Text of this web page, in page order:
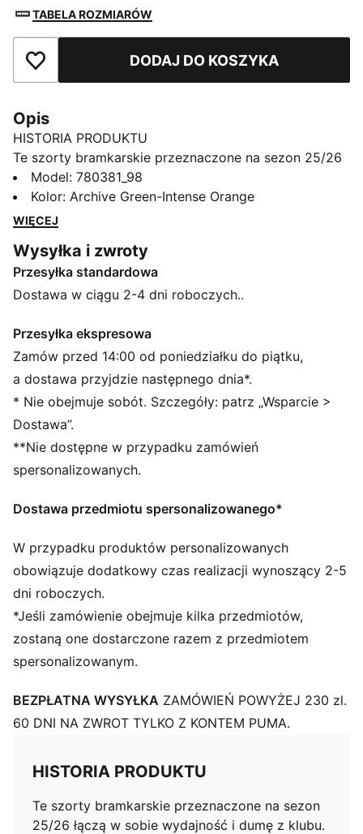
TABELA ROZMIARÓW
Dodaj do ulubionychDODAJ DO KOSZYKA
Opis
HISTORIA PRODUKTU
Te szorty bramkarskie przeznaczone na sezon 25/26
łączą w sobie wydajność i dumę z klubu. Wykonane są
z lekkiej tkaniny, mają wysokiej jakości detale i
zapewniają maksymalny komfort oraz zwinność.
charakterystycznymi detalami skarpety są stworzone
dla tych, którzy z pewnością siebie rządzą w polu
karnym.
dryCELL: Wysoce funkcjonalne materiały odciągają
pot od skóry i pomagają utrzymać uczucie suchości
oraz wygodę podczas ćwiczeń
Odzież ta, objęta programem RE:FIBRE, jest wykonana
w co najmniej 95% z materiału pochodzącego z
przetworzonych odpadów tekstylnych i innych
zużytych materiałów
SZCZEGÓŁY
Główny materiał 2: Żakard dwuwarstwowy
Stan: Średni
Charakterystyczne detale klubu i PUMA
Model: 780381_98
Kolor: Archive Green-Intense Orange
WIĘCEJ
Wysyłka i zwroty
Przesyłka standardowa
Dostawa w ciągu 2-4 dni roboczych..
Przesyłka ekspresowa
Zamów przed 14:00 od poniedziałku do piątku,
a dostawa przyjdzie następnego dnia*.
* Nie obejmuje sobót. Szczegóły: patrz „Wsparcie >
Dostawa”.
**Nie dostępne w przypadku zamówień
spersonalizowanych.
Dostawa przedmiotu spersonalizowanego*
W przypadku produktów personalizowanych
obowiązuje dodatkowy czas realizacji wynoszący 2-5
dni roboczych.
*Jeśli zamówienie obejmuje kilka przedmiotów,
zostaną one dostarczone razem z przedmiotem
spersonalizowanym.
BEZPŁATNA WYSYŁKA ZAMÓWIEŃ POWYŻEJ 230 zl.
60 DNI NA ZWROT TYLKO Z KONTEM PUMA.
HISTORIA PRODUKTU
Te szorty bramkarskie przeznaczone na sezon
25/26 łączą w sobie wydajność i dumę z klubu.